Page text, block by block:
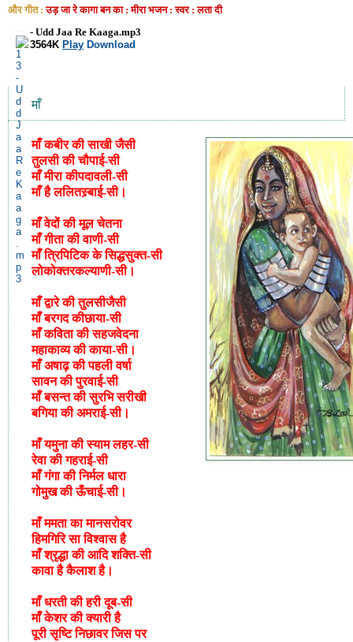
और गीत :उड़ जा रे कागा बन का : मीरा भजन : स्वर : लता दी
- Udd Jaa Re Kaaga.mp3
3564K Play Download
माँ
माँ कबीर की साखी जैसी
तुलसी की चौपाई-सी
माँ मीरा कीपदावली-सी
माँ है ललितस्र्बाई-सी।
माँ वेदों की मूल चेतना
माँ गीता की वाणी-सी
माँ त्रिपिटिक के सिद्धसुक्त-सी
लोकोक्तरकल्याणी-सी।
माँ द्वारे की तुलसीजैसी
माँ बरगद कीछाया-सी
माँ कविता की सहजवेदना
महाकाव्य की काया-सी।
माँ अषाढ़ की पहली वर्षा
सावन की पुरवाई-सी
माँ बसन्त की सुरभि सरीखी
बगिया की अमराई-सी।
माँ यमुना की स्याम लहर-सी
रेवा की गहराई-सी
माँ गंगा की निर्मल धारा
गोमुख की ऊँचाई-सी।
माँ ममता का मानसरोवर
हिमगिरि सा विश्वास है
माँ श्रृद्धा की आदि शक्ति-सी
कावा है कैलाश है।
माँ धरती की हरी दूब-सी
माँ केशर की क्यारी है
पूरी सृष्टि निछावर जिस पर